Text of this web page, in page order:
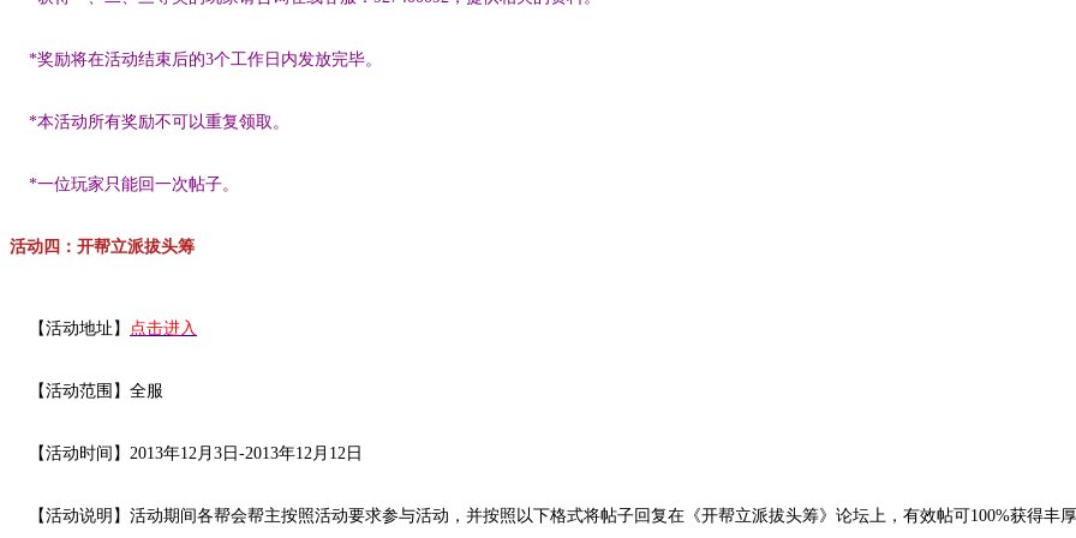
*奖励将在活动结束后的3个工作日内发放完毕。
*本活动所有奖励不可以重复领取。
*一位玩家只能回一次帖子。
活动四：开帮立派拔头筹
【活动地址】 点击进入
【活动范围】全服
【活动时间】2013年12月3日-2013年12月12日
【活动说明】活动期间各帮会帮主按照活动要求参与活动，并按照以下格式将帖子回复在《开帮立派拔头筹》论坛上，有效帖可100%获得丰